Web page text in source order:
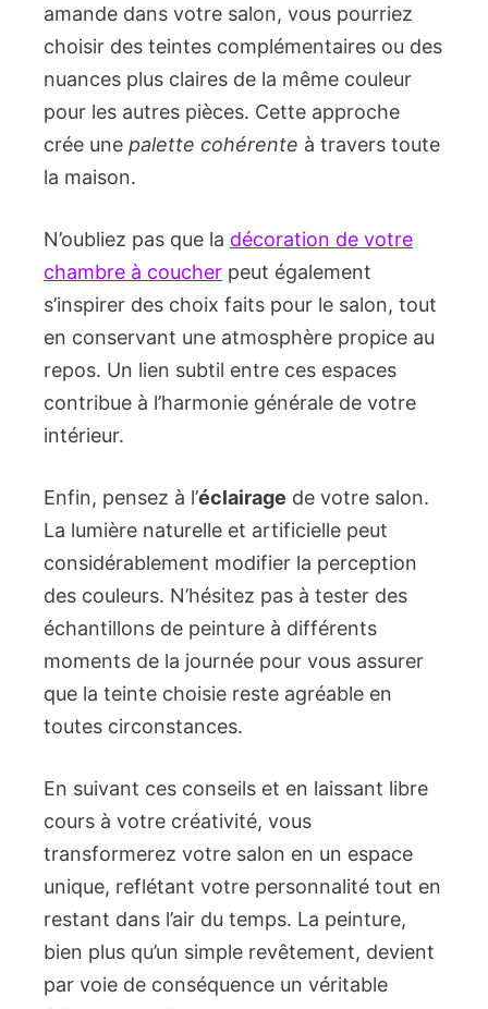
amande dans votre salon, vous pourriez
choisir des teintes complémentaires ou des
nuances plus claires de la même couleur
pour les autres pièces. Cette approche
crée une palette cohérente à travers toute
la maison.
N’oubliez pas que la décoration de votre
chambre à coucher peut également
s’inspirer des choix faits pour le salon, tout
en conservant une atmosphère propice au
repos. Un lien subtil entre ces espaces
contribue à l’harmonie générale de votre
intérieur.
Enfin, pensez à l’éclairage de votre salon.
La lumière naturelle et artificielle peut
considérablement modifier la perception
des couleurs. N’hésitez pas à tester des
échantillons de peinture à différents
moments de la journée pour vous assurer
que la teinte choisie reste agréable en
toutes circonstances.
En suivant ces conseils et en laissant libre
cours à votre créativité, vous
transformerez votre salon en un espace
unique, reflétant votre personnalité tout en
restant dans l’air du temps. La peinture,
bien plus qu’un simple revêtement, devient
par voie de conséquence un véritable